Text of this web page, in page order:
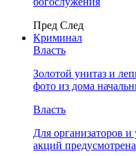
Пред След
Криминал
Власть
​Золотой унитаз и
фото из дома
Власть
Для организаторов
акций